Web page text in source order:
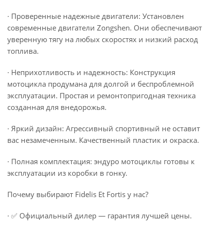
· Проверенные надежные двигатели: Установлен
современные двигатели Zongshen. Они обеспечивают
уверенную тягу на любых скоростях и низкий расход
топлива.
· Неприхотливость и надежность: Конструкция
мотоцикла продумана для долгой и беспроблемной
эксплуатации. Простая и ремонтопригодная техника
созданная для внедорожья.
· Яркий дизайн: Агрессивный спортивный не оставит
вас незамеченным. Качественный пластик и окраска.
· Полная комплектация: эндуро мотоциклы готовы к
эксплуатации из коробки в гонку.
Почему выбирают Fidelis Et Fortis у нас?
· ✅ Официальный дилер — гарантия лучшей цены.